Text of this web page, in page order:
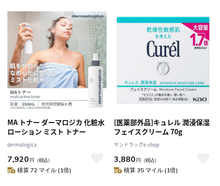
MA トナー ダーマロジカ 化粧水
ローション ミスト トナー
dermalogica
7,920 円 （税込）
積算 72 マイル (1倍)
[医薬部外品]キュレル 潤浸保湿
フェイスクリーム 70g
サンドラッグe-shop
3,880 円 （税込）
積算 35 マイル (1倍)